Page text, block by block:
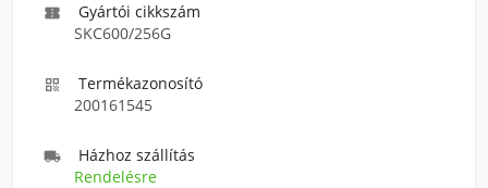

Gyártói cikkszám
SKC600/256G

Termékazonosító
200161545

Házhoz szállítás
Rendelésre